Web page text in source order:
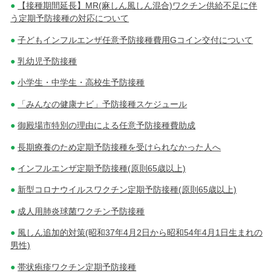
ゲ
ー
シ
ョ
ン
【接種期間延長】MR(麻しん風しん混合)ワクチン供給不足に伴
う定期予防接種の対応について
子どもインフルエンザ任意予防接種費用Gコイン交付について
乳幼児予防接種
小学生・中学生・高校生予防接種
「みんなの健康ナビ」予防接種スケジュール
御殿場市特別の理由による任意予防接種費助成
長期療養のため定期予防接種を受けられなかった人へ
インフルエンザ定期予防接種(原則65歳以上)
新型コロナウイルスワクチン定期予防接種(原則65歳以上)
成人用肺炎球菌ワクチン予防接種
風しん追加的対策(昭和37年4月2日から昭和54年4月1日生まれの
男性)
帯状疱疹ワクチン定期予防接種